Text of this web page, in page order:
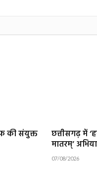
की संयुक्त
छत्तीसगढ़ में
मातरम्’
07/08/2026